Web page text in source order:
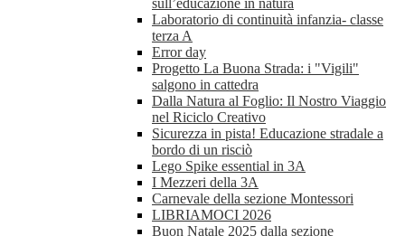
sull’educazione in natura
Laboratorio di continuità infanzia- classe
terza A
Error day
Progetto La Buona Strada: i "Vigili"
salgono in cattedra
Dalla Natura al Foglio: Il Nostro Viaggio
nel Riciclo Creativo
Sicurezza in pista! Educazione stradale a
bordo di un risciò
Lego Spike essential in 3A
I Mezzeri della 3A
Carnevale della sezione Montessori
LIBRIAMOCI 2026
Buon Natale 2025 dalla sezione